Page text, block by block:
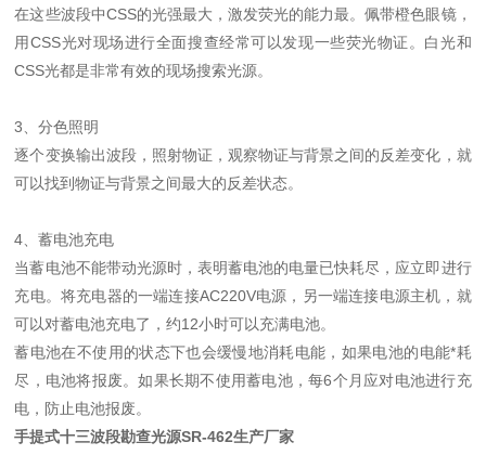
在这些波段中CSS的光强最大，激发荧光的能力最。佩带橙色眼镜，
用CSS光对现场进行全面搜查经常可以发现一些荧光物证。白光和
CSS光都是非常有效的现场搜索光源。
3、分色照明
逐个变换输出波段，照射物证，观察物证与背景之间的反差变化，就
可以找到物证与背景之间最大的反差状态。
4、蓄电池充电
当蓄电池不能带动光源时，表明蓄电池的电量已快耗尽，应立即进行
充电。将充电器的一端连接AC220V电源，另一端连接电源主机，就
可以对蓄电池充电了，约12小时可以充满电池。
蓄电池在不使用的状态下也会缓慢地消耗电能，如果电池的电能*耗
尽，电池将报废。如果长期不使用蓄电池，每6个月应对电池进行充
电，防止电池报废。
手提式十三波段勘查光源SR-462生产厂家